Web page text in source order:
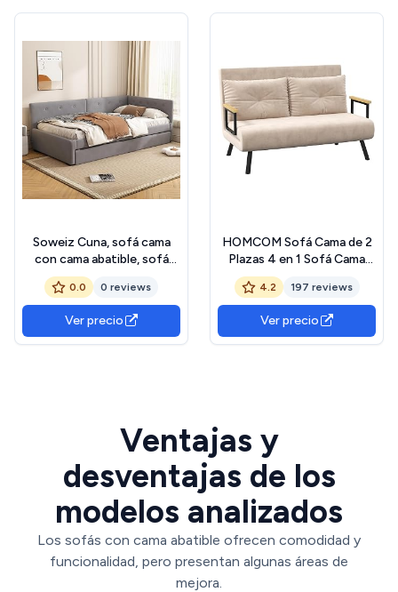
Soweiz Cuna, sofá cama
con cama abatible, sofá
cama, cama individual (sin
colchón), estable y
duradera, estilo sencillo, 90
x 200 cm (gris)
0.0 0 reviews
Ver precio
HOMCOM Sofá Cama de 2
Plazas 4 en 1 Sofá Cama
Plegable Tapizado en
Terciopelo con Respaldo
Ajustable de 5 Niveles y
Almohadas Acolchadas para
Oficina Dormitorio Salón
4.2 197 reviews
Ver precio
Ventajas y
desventajas de los
modelos analizados
Los sofás con cama abatible ofrecen comodidad y
funcionalidad, pero presentan algunas áreas de
mejora.